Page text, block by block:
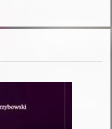
Katolickiemu